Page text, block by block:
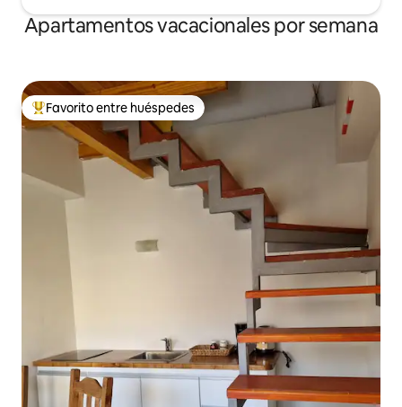
Apartamentos vacacionales por semana
Favorito entre huéspedes preferido
Favorito entre huéspedes